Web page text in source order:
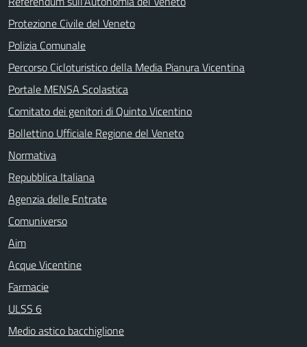
Protezione Civile del Veneto
Polizia Comunale
Percorso Cicloturistico della Media Pianura Vicentina
Portale MENSA Scolastica
Comitato dei genitori di Quinto Vicentino
Bollettino Ufficiale Regione del Veneto
Normativa
Repubblica Italiana
Agenzia delle Entrate
Comuniverso
Aim
Acque Vicentine
Farmacie
ULSS 6
Medio astico bacchiglione